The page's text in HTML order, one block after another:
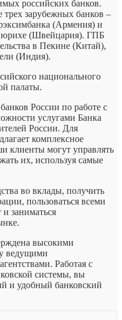
российских банков.
трех зарубежных банков –
(Армения) и
(Швейцария). ГПБ
в Пекине (Китай),
(Индия).
национального
палаты.
России по работе с
услугами Банка
России. Для
комплексное
клиенты могут управлять
их, используя самые
во вклады, получить
пользоваться всеми
заниматься
высокими
ведущими
Работая с
системы, вы
и удобный банковский